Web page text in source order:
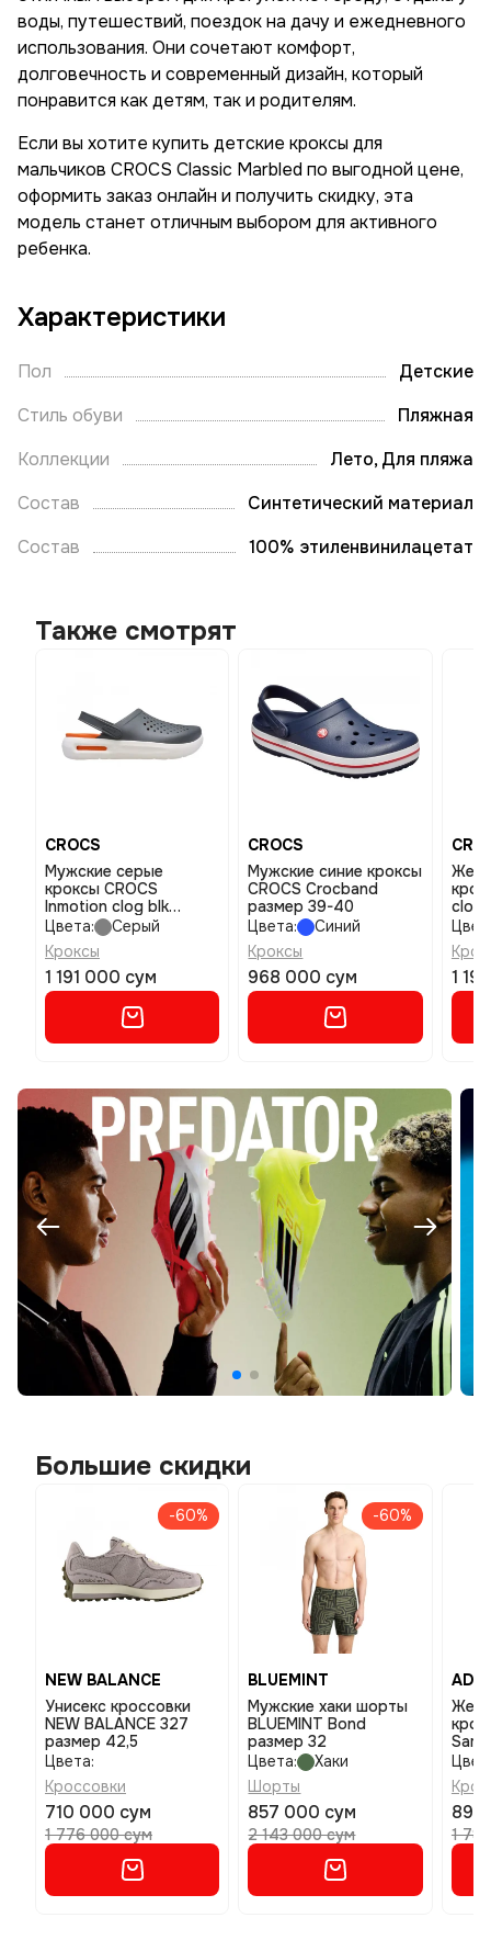
воды, путешествий, поездок на дачу и ежедневного
использования. Они сочетают комфорт,
долговечность и современный дизайн, который
понравится как детям, так и родителям.
Если вы хотите купить детские кроксы для
мальчиков CROCS Classic Marbled по выгодной цене,
оформить заказ онлайн и получить скидку, эта
модель станет отличным выбором для активного
ребенка.
Характеристики
Пол
Детские
Стиль обуви
Пляжная
Коллекции
Лето, Для пляжа
Состав
Синтетический материал
Состав
100% этиленвинилацетат
Также смотрят
CROCS
Мужские серые
кроксы CROCS
Inmotion clog blk
размер 42-43
Цвета:
Серый
Кроксы
1 191 000 сум
CROCS
Мужские синие кроксы
CROCS Crocband
размер 39-40
Цвета:
Синий
Кроксы
968 000 сум
clog
1
Большие скидки
-60%
NEW BALANCE
Унисекс кроссовки
NEW BALANCE 327
размер 42,5
Цвета:
Кроссовки
710 000 сум
1 776 000 сум
-60%
BLUEMINT
Мужские хаки шорты
BLUEMINT Bond
размер 32
Цвета:
Хаки
Шорты
857 000 сум
2 143 000 сум
4,5
890
1